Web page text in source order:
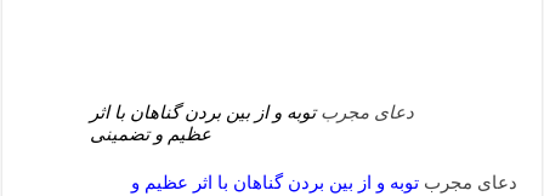
دعای مجربتوبه و از بین بردن گناهان با اثر
عظیم و تضمینی
دعای مجرب توبه و از بین بردن گناهان با اثر عظیم و